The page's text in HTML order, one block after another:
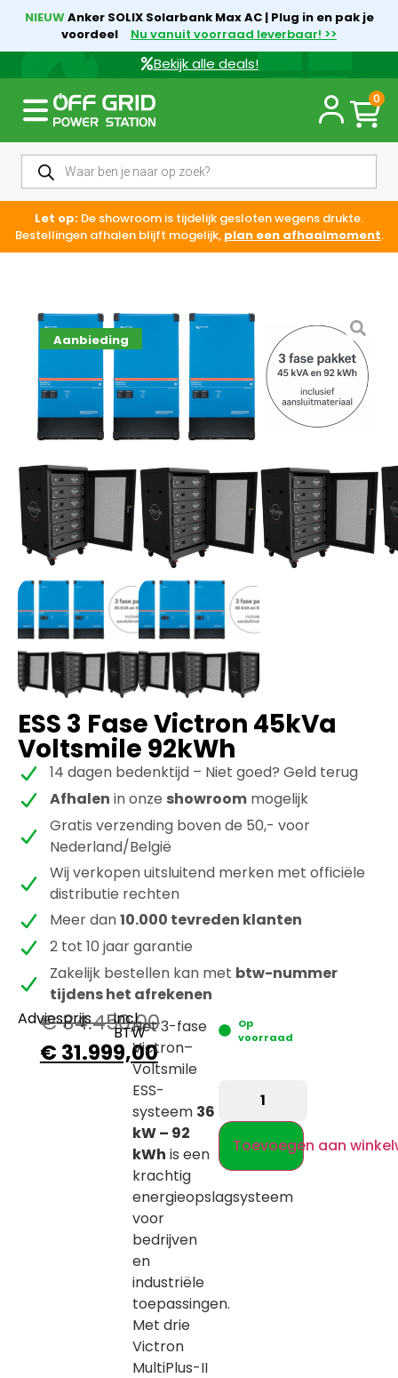
NIEUWAnker SOLIX Solarbank Max AC | Plug in en pak je
voordeel
Nu vanuit voorraad leverbaar! >>
Bekijk alle deals!
0
Let op: De showroom is tijdelijk gesloten wegens drukte.
Bestellingen afhalen blijft mogelijk, plan een afhaalmoment.
Aanbieding
ESS 3 Fase Victron 45kVa
Voltsmile 92kWh
14 dagen bedenktijd – Niet goed? Geld terug
Afhalen in onze showroom mogelijk
Gratis verzending boven de 50,- voor
Nederland/België
Wij verkopen uitsluitend merken met officiële
distributie rechten
Meer dan10.000 tevreden klanten
2 tot 10 jaar garantie
Zakelijk bestellen kan met btw-nummer
tijdens het afrekenen
Adviesprijs
€34.450,00
€ 31.999,00
incl.
BTWHet 3-fase
Victron–
Voltsmile
ESS-
systeem 36
kW – 92
kWh is een
krachtig
energieopslagsysteem
voor
bedrijven
en
industriële
toepassingen.
Met drie
Victron
MultiPlus-II
Op
voorraad
Toevoegen aan